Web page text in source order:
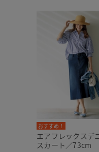
おすすめ！
エアフレックスデ
スカート／73cm